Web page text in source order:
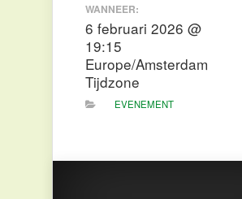
WANNEER:
6 februari 2026 @
19:15
Europe/Amsterdam
Tijdzone
EVENEMENT